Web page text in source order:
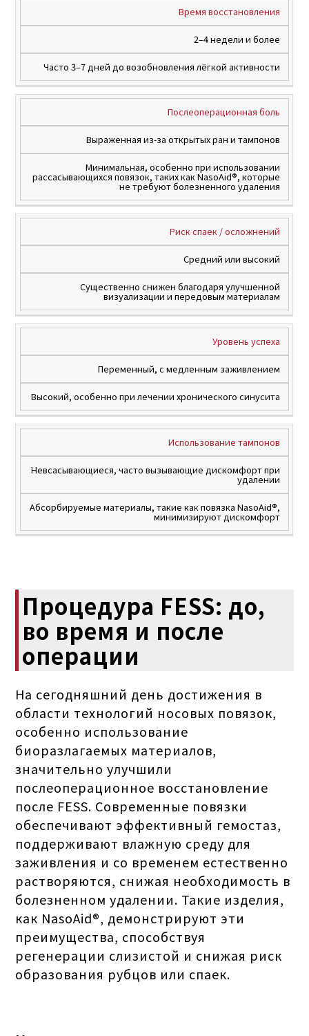
Время восстановления
2–4 недели и более
Часто 3–7 дней до возобновления лёгкой активности
Послеоперационная боль
Выраженная из-за открытых ран и тампонов
Минимальная, особенно при использовании
рассасывающихся повязок, таких как NasoAid®, которые
не требуют болезненного удаления
Риск спаек / осложнений
Средний или высокий
Существенно снижен благодаря улучшенной
визуализации и передовым материалам
Уровень успеха
Переменный, с медленным заживлением
Высокий, особенно при лечении хронического синусита
Использование тампонов
Невсасывающиеся, часто вызывающие дискомфорт при
удалении
Абсорбируемые материалы, такие как повязка NasoAid®,
минимизируют дискомфорт
Процедура FESS: до,
во время и после
операции
На сегодняшний день достижения в
области технологий носовых повязок,
особенно использование
биоразлагаемых материалов,
значительно улучшили
послеоперационное восстановление
после FESS. Современные повязки
обеспечивают эффективный гемостаз,
поддерживают влажную среду для
заживления и со временем естественно
растворяются, снижая необходимость в
болезненном удалении. Такие изделия,
как NasoAid®, демонстрируют эти
преимущества, способствуя
регенерации слизистой и снижая риск
образования рубцов или спаек.